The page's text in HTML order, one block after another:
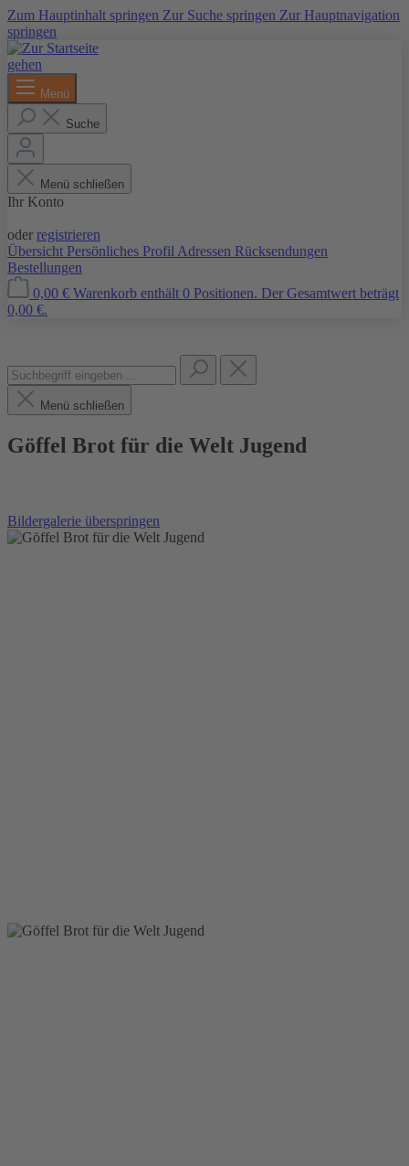
Zum Hauptinhalt springen Zur Suche springen Zur Hauptnavigation
springen
Menü
Suche
Menü schließen
Ihr Konto
oder registrieren
Übersicht Persönliches Profil Adressen Rücksendungen
Bestellungen
0,00 € Warenkorb enthält 0 Positionen. Der Gesamtwert beträgt
0,00 €.
Menü schließen
Göffel Brot für die Welt Jugend
Bildergalerie überspringen